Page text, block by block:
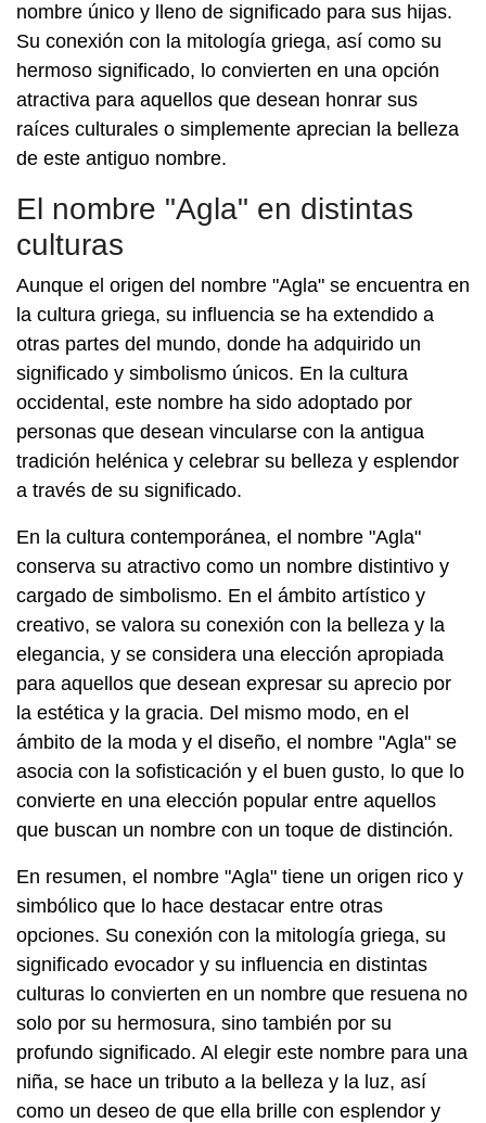
nombre único y lleno de significado para sus hijas.
Su conexión con la mitología griega, así como su
hermoso significado, lo convierten en una opción
atractiva para aquellos que desean honrar sus
raíces culturales o simplemente aprecian la belleza
de este antiguo nombre.
El nombre "Agla" en distintas
culturas
Aunque el origen del nombre "Agla" se encuentra en
la cultura griega, su influencia se ha extendido a
otras partes del mundo, donde ha adquirido un
significado y simbolismo únicos. En la cultura
occidental, este nombre ha sido adoptado por
personas que desean vincularse con la antigua
tradición helénica y celebrar su belleza y esplendor
a través de su significado.
En la cultura contemporánea, el nombre "Agla"
conserva su atractivo como un nombre distintivo y
cargado de simbolismo. En el ámbito artístico y
creativo, se valora su conexión con la belleza y la
elegancia, y se considera una elección apropiada
para aquellos que desean expresar su aprecio por
la estética y la gracia. Del mismo modo, en el
ámbito de la moda y el diseño, el nombre "Agla" se
asocia con la sofisticación y el buen gusto, lo que lo
convierte en una elección popular entre aquellos
que buscan un nombre con un toque de distinción.
En resumen, el nombre "Agla" tiene un origen rico y
simbólico que lo hace destacar entre otras
opciones. Su conexión con la mitología griega, su
significado evocador y su influencia en distintas
culturas lo convierten en un nombre que resuena no
solo por su hermosura, sino también por su
profundo significado. Al elegir este nombre para una
niña, se hace un tributo a la belleza y la luz, así
como un deseo de que ella brille con esplendor y